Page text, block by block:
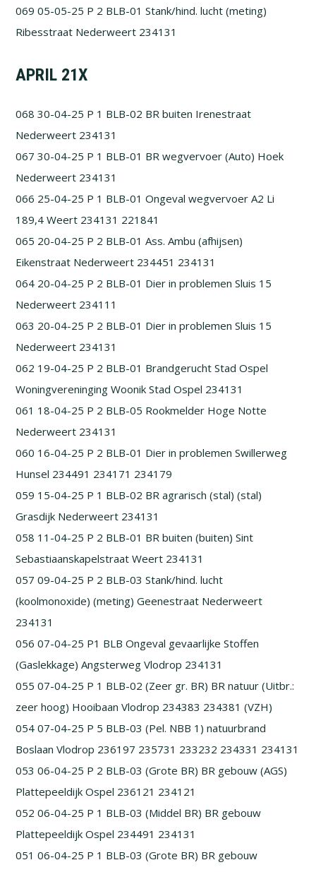
069 05-05-25 P 2 BLB-01 Stank/hind. lucht (meting)
Ribesstraat Nederweert 234131
APRIL 21X
068 30-04-25 P 1 BLB-02 BR buiten Irenestraat
Nederweert 234131
067 30-04-25 P 1 BLB-01 BR wegvervoer (Auto) Hoek
Nederweert 234131
066 25-04-25 P 1 BLB-01 Ongeval wegvervoer A2 Li
189,4 Weert 234131 221841
065 20-04-25 P 2 BLB-01 Ass. Ambu (afhijsen)
Eikenstraat Nederweert 234451 234131
064 20-04-25 P 2 BLB-01 Dier in problemen Sluis 15
Nederweert 234111
063 20-04-25 P 2 BLB-01 Dier in problemen Sluis 15
Nederweert 234131
062 19-04-25 P 2 BLB-01 Brandgerucht Stad Ospel
Woningvereninging Woonik Stad Ospel 234131
061 18-04-25 P 2 BLB-05 Rookmelder Hoge Notte
Nederweert 234131
060 16-04-25 P 2 BLB-01 Dier in problemen Swillerweg
Hunsel 234491 234171 234179
059 15-04-25 P 1 BLB-02 BR agrarisch (stal) (stal)
Grasdijk Nederweert 234131
058 11-04-25 P 2 BLB-01 BR buiten (buiten) Sint
Sebastiaanskapelstraat Weert 234131
057 09-04-25 P 2 BLB-03 Stank/hind. lucht
(koolmonoxide) (meting) Geenestraat Nederweert
234131
056 07-04-25 P1 BLB Ongeval gevaarlijke Stoffen
(Gaslekkage) Angsterweg Vlodrop 234131
055 07-04-25 P 1 BLB-02 (Zeer gr. BR) BR natuur (Uitbr.:
zeer hoog) Hooibaan Vlodrop 234383 234381 (VZH)
054 07-04-25 P 5 BLB-03 (Pel. NBB 1) natuurbrand
Boslaan Vlodrop 236197 235731 233232 234331 234131
053 06-04-25 P 2 BLB-03 (Grote BR) BR gebouw (AGS)
Plattepeeldijk Ospel 236121 234121
052 06-04-25 P 1 BLB-03 (Middel BR) BR gebouw
Plattepeeldijk Ospel 234491 234131
051 06-04-25 P 1 BLB-03 (Grote BR) BR gebouw